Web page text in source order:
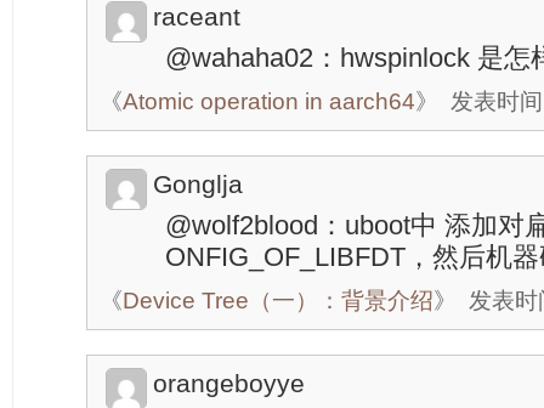
raceant
@wahaha02：hwspinlock 是怎
《Atomic operation in aarch64》 发表时
Gonglja
@wolf2blood：uboot中 添加对
ONFIG_OF_LIBFDT，然后机
《Device Tree（一）：背景介绍》 发表
orangeboyye